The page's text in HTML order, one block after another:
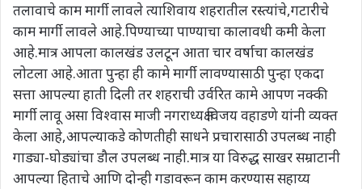
तलावाचे काम मार्गी लावले त्याशिवाय शहरातील रस्त्यांचे,गटारीचे
काम मार्गी लावले आहे.पिण्याच्या पाण्याचा कालावधी कमी केला
आहे.मात्र आपला कालखंड उलटून आता चार वर्षाचा कालखंड
लोटला आहे.आता पुन्हा ही कामे मार्गी लावण्यासाठी पुन्हा एकदा
सत्ता आपल्या हाती दिली तर शहराची उर्वरित कामे आपण नक्की
मार्गी लावू असा विश्वास माजी नगराध्यक्ष विजय वहाडणे यांनी व्यक्त
केला आहे,आपल्याकडे कोणतीही साधने प्रचारासाठी उपलब्ध नाही
गाड्या-घोड्यांचा डौल उपलब्ध नाही.मात्र या विरुद्ध साखर सम्राटानी
आपल्या हिताचे आणि दोन्ही गडावरून काम करण्यास सहाय्य